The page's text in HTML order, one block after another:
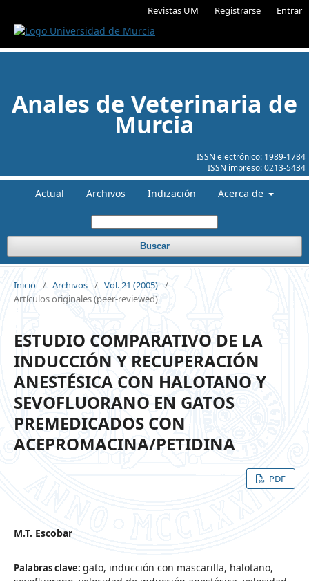
Revistas UM Registrarse Entrar
ISSN electrónico: 1989-1784
ISSN impreso:0213-5434
Anales de Veterinaria de
Murcia
Actual Archivos Indización Acerca de
Buscar
Inicio / Archivos / Vol. 21 (2005) /
Artículos originales (peer-reviewed)
ESTUDIO COMPARATIVO DE LA
INDUCCIÓN Y RECUPERACIÓN
ANESTÉSICA CON HALOTANO Y
SEVOFLUORANO EN GATOS
PREMEDICADOS CON
ACEPROMACINA/PETIDINA
PDF
M.T. Escobar
Palabras clave: gato, inducción con mascarilla, halotano,